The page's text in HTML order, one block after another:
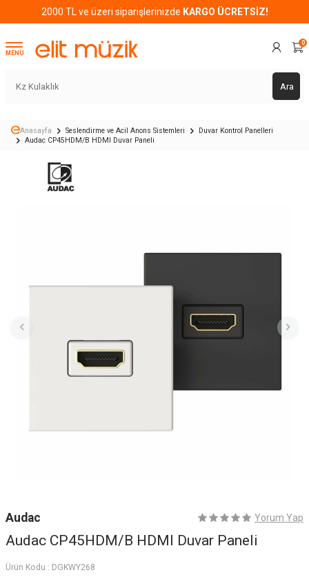
2000 TL ve üzeri siparişlerinizde KARGO ÜCRETSİZ!
MENÜ
Ara
0
Anasayfa Seslendirme ve Acil Anons Sistemleri
Duvar Kontrol Panelleri
Audac CP45HDM/B HDMI Duvar Paneli
Audac Yorum Yap
Audac CP45HDM/B HDMI Duvar Paneli
Ürün Kodu : DGKWY268